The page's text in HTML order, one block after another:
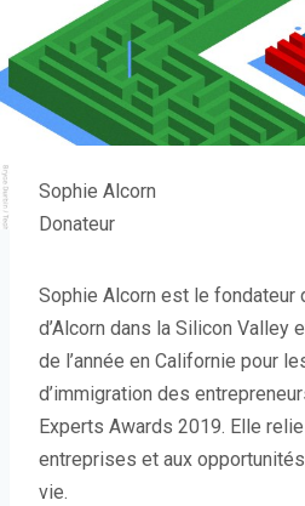
Sophie Alcorn
Donateur
Sophie Alcorn est le fondateur
d’Alcorn dans la Silicon Valley
de l’année en Californie pour
d’immigration des
Experts Awards 2019. Elle
entreprises et aux
vie.